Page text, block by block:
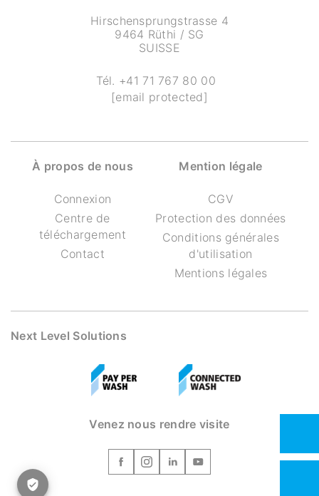
Hirschensprungstrasse 4
9464 Rüthi / SG
SUISSE
Tél. +41 71 767 80 00
[email protected]
À propos de nous
Connexion
Centre de
téléchargement
Contact
Mention légale
CGV
Protection des données
Conditions générales
d'utilisation
Mentions légales
Next Level Solutions
Venez nous rendre visite